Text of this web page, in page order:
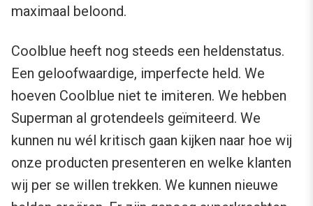
maximaal beloond.
Coolblue heeft nog steeds een heldenstatus.
Een geloofwaardige, imperfecte held. We
hoeven Coolblue niet te imiteren. We hebben
Superman al grotendeels geïmiteerd. We
kunnen nu wél kritisch gaan kijken naar hoe wij
onze producten presenteren en welke klanten
wij per se willen trekken. We kunnen nieuwe